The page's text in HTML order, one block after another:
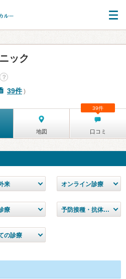
ック
？
39件)
地図 口コミ
39件
来 オンライン診療
療 予防接種・抗体検査
の診療